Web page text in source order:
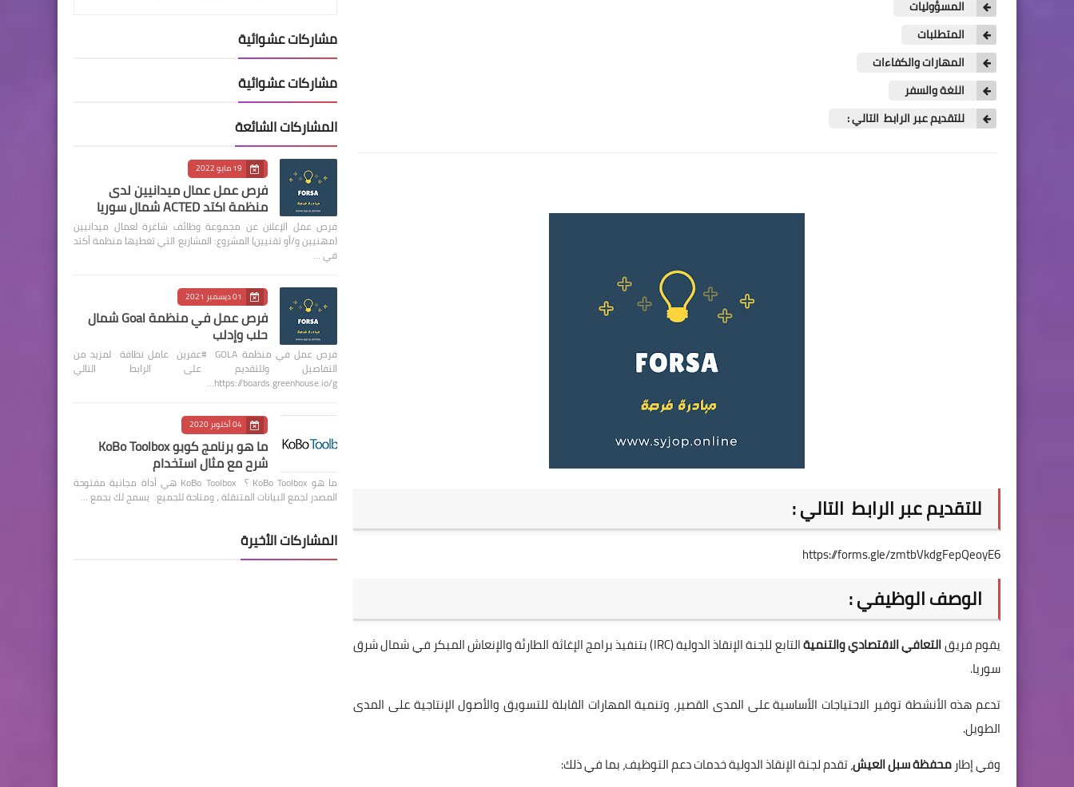
المسؤوليات
المتطلبات
المهارات والكفاءات
اللغة والسفر
للتقديم عبر الرابط التالي :
للتقديم عبر الرابط التالي :
https://forms.gle/zmtbVkdgFepQeoyE6
الوصف الوظيفي :
يقوم فريقالتعافي الاقتصادي والتنمية
التابع للجنة الإنقاذ الدولية (IRC) بتنفيذ برامج الإغاثة الطارئة والإنعاش المبكر في شمال شرق
سوريا.
تدعم هذه الأنشطة توفير الاحتياجات الأساسية على المدى القصير، وتنمية المهارات القابلة للتسويق والأصول الإنتاجية على المدى
الطويل.
وفي إطار محفظة سبل العيش، تقدم لجنة الإنقاذ الدولية خدمات دعم التوظيف، بما في ذلك:
مشاركات عشوائية
مشاركات عشوائية
المشاركات الشائعة
19 مايو 2022
فرص عمل عمال ميدانيين لدى
منظمة اكتد ACTED شمال سوريا
فرص عمل الإعلان عن مجموعة وظائف شاغرة لعمال ميدانيين
(مهنيين و/أو تقنيين) المشروع: المشاريع التي تغطيها منظمة أكتد
في …
01 ديسمبر 2021
فرص عمل في منظمة Goal شمال
حلب وإدلب
فرص عمل في منظمة GOLA #عفرين عامل نظافة لمزيد من
التفاصيل وللتقديم على الرابط التالي
https://boards.greenhouse.io/g…
04 أكتوبر 2020
ما هو برنامج كوبو KoBo Toolbox
شرح مع مثال استخدام
ما هو KoBo Toolbox ؟ KoBo Toolbox هي أداة مجانية مفتوحة
المصدر لجمع البيانات المتنقلة ، ومتاحة للجميع. يسمح لك بجمع …
المشاركات الأخيرة